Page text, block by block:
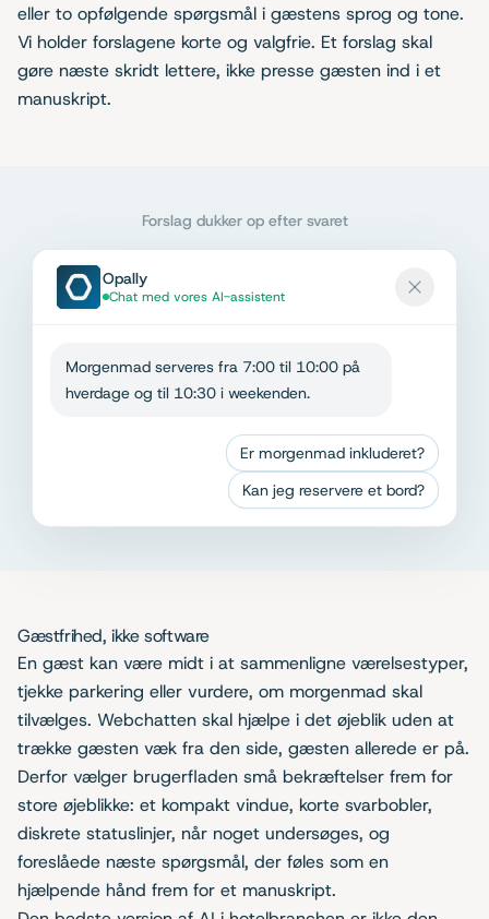
eller to opfølgende spørgsmål i gæstens sprog og tone.
Vi holder forslagene korte og valgfrie. Et forslag skal
gøre næste skridt lettere, ikke presse gæsten ind i et
manuskript.
Forslag dukker op efter svaret
Opally
Chat med vores AI-assistent
Morgenmad serveres fra 7:00 til 10:00 på
hverdage og til 10:30 i weekenden.
Er morgenmad inkluderet?
Kan jeg reservere et bord?
Gæstfrihed, ikke software
En gæst kan være midt i at sammenligne værelsestyper,
tjekke parkering eller vurdere, om morgenmad skal
tilvælges. Webchatten skal hjælpe i det øjeblik uden at
trække gæsten væk fra den side, gæsten allerede er på.
Derfor vælger brugerfladen små bekræftelser frem for
store øjeblikke: et kompakt vindue, korte svarbobler,
diskrete statuslinjer, når noget undersøges, og
foreslåede næste spørgsmål, der føles som en
hjælpende hånd frem for et manuskript.